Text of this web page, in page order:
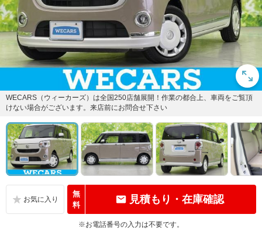
WECARS（ウィーカーズ）は全国250店舗展開！作業の都合上、車両をご覧頂
けない場合がございます。来店前にお問合せ下さい
無
料
見積もり・在庫確認
※お電話番号の入力は不要です。